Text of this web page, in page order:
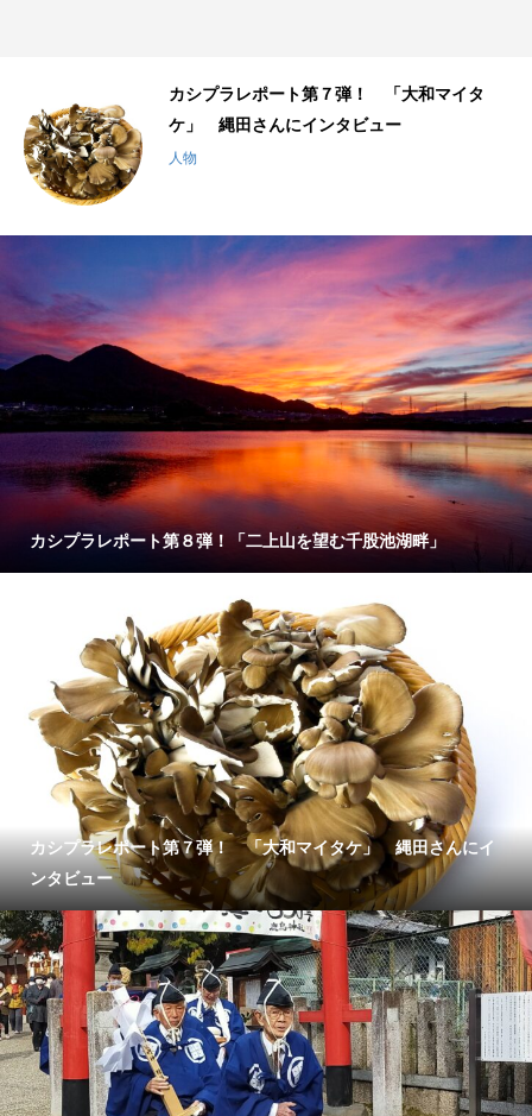
カシプラレポート第７弾！ 「大和マイタ
ケ」 縄田さんにインタビュー
人物
カシプラレポート第８弾！「二上山を望む千股池湖畔」
カシプラレポート第７弾！ 「大和マイタケ」 縄田さんにイ
ンタビュー